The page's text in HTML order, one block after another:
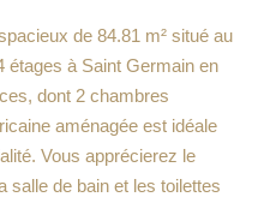
de 84.81 m² situé au
étages à Saint Germain en
dont 2 chambres
aménagée est idéale
Vous apprécierez le
salle de bain et les toilettes